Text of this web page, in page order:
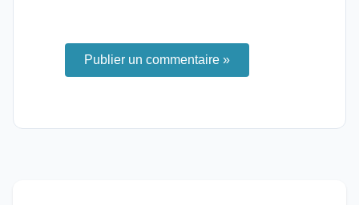
Publier un commentaire »